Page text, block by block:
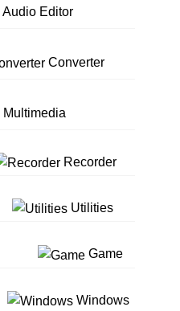
Audio Editor
Converter
Multimedia
Recorder
Utilities
Game
Windows